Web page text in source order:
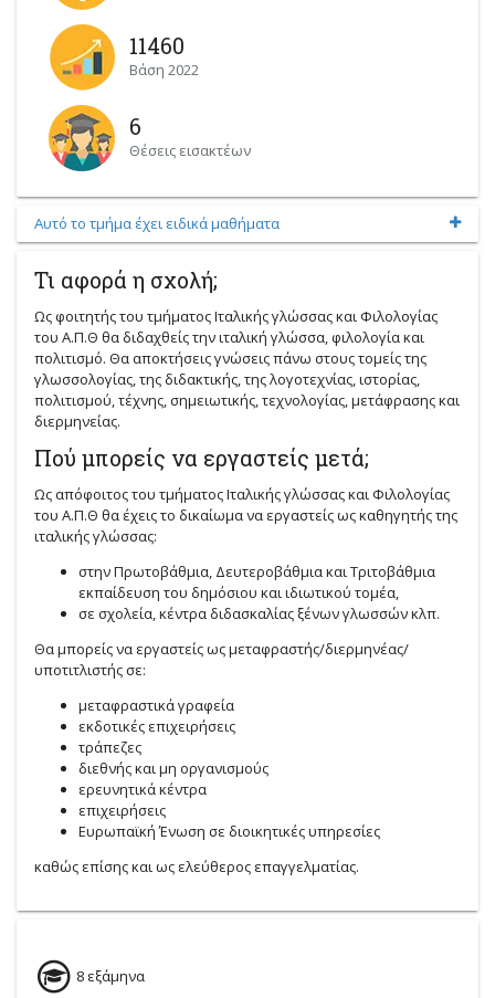
11460
Βάση 2022
6
Θέσεις εισακτέων
Αυτό το τμήμα έχει ειδικά μαθήματα
Τι αφορά η σχολή;
Ως φοιτητής του τμήματος Ιταλικής γλώσσας και Φιλολογίας
του Α.Π.Θ θα διδαχθείς την ιταλική γλώσσα, φιλολογία και
πολιτισμό. Θα αποκτήσεις γνώσεις πάνω στους τομείς της
γλωσσολογίας, της διδακτικής, της λογοτεχνίας, ιστορίας,
πολιτισμού, τέχνης, σημειωτικής, τεχνολογίας, μετάφρασης και
διερμηνείας.
Πού μπορείς να εργαστείς μετά;
Ως απόφοιτος του τμήματος Ιταλικής γλώσσας και Φιλολογίας
του Α.Π.Θ θα έχεις το δικαίωμα να εργαστείς ως καθηγητής της
ιταλικής γλώσσας:
στην Πρωτοβάθμια, Δευτεροβάθμια και Τριτοβάθμια
εκπαίδευση του δημόσιου και ιδιωτικού τομέα,
σε σχολεία, κέντρα διδασκαλίας ξένων γλωσσών κλπ.
Θα μπορείς να εργαστείς ως μεταφραστής/διερμηνέας/
υποτιτλιστής σε:
μεταφραστικά γραφεία
εκδοτικές επιχειρήσεις
τράπεζες
διεθνής και μη οργανισμούς
ερευνητικά κέντρα
επιχειρήσεις
Ευρωπαϊκή Ένωση σε διοικητικές υπηρεσίες
καθώς επίσης και ως ελεύθερος επαγγελματίας.
8 εξάμηνα